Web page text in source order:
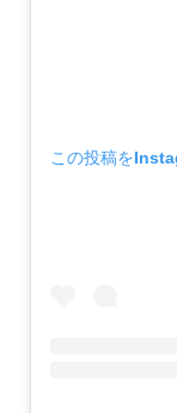
この投稿を